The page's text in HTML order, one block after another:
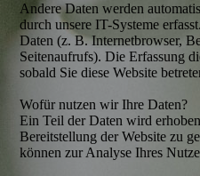
Andere Daten werden
durch unsere IT-Systeme
Daten (z. B. Internetbrowser,
Seitenaufrufs). Die Erfassung
sobald Sie diese Website
Wofür nutzen wir Ihre Daten?
Ein Teil der Daten wird
Bereitstellung der Website zu
können zur Analyse Ihres